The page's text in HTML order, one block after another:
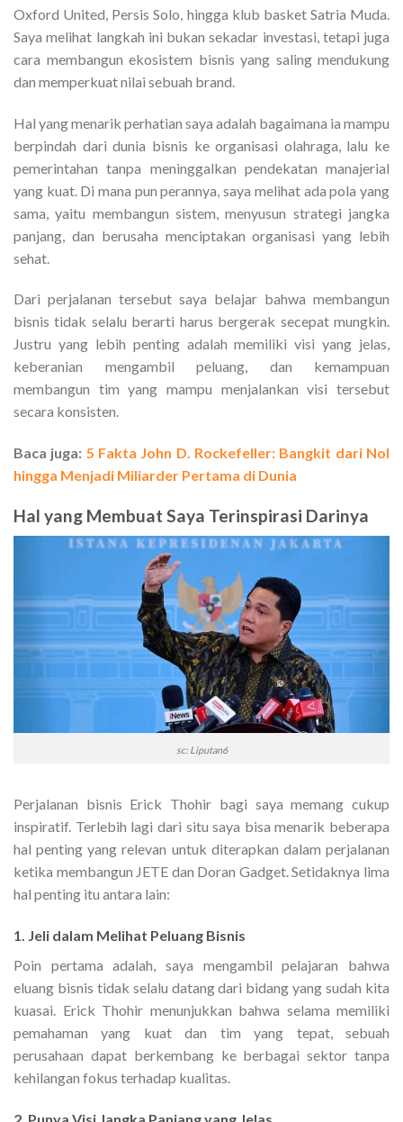
Oxford United, Persis Solo, hingga klub basket Satria Muda.
Saya melihat langkah ini bukan sekadar investasi, tetapi juga
cara membangun ekosistem bisnis yang saling mendukung
dan memperkuat nilai sebuah brand.
Hal yang menarik perhatian saya adalah bagaimana ia mampu
berpindah dari dunia bisnis ke organisasi olahraga, lalu ke
pemerintahan tanpa meninggalkan pendekatan manajerial
yang kuat. Di mana pun perannya, saya melihat ada pola yang
sama, yaitu membangun sistem, menyusun strategi jangka
panjang, dan berusaha menciptakan organisasi yang lebih
sehat.
Dari perjalanan tersebut saya belajar bahwa membangun
bisnis tidak selalu berarti harus bergerak secepat mungkin.
Justru yang lebih penting adalah memiliki visi yang jelas,
keberanian mengambil peluang, dan kemampuan
membangun tim yang mampu menjalankan visi tersebut
secara konsisten.
Baca juga: 5 Fakta John D. Rockefeller: Bangkit dari Nol
hingga Menjadi Miliarder Pertama di Dunia
Hal yang Membuat Saya Terinspirasi Darinya
sc: Liputan6
Perjalanan bisnis Erick Thohir bagi saya memang cukup
inspiratif. Terlebih lagi dari situ saya bisa menarik beberapa
hal penting yang relevan untuk diterapkan dalam perjalanan
ketika membangun JETE dan Doran Gadget. Setidaknya lima
hal penting itu antara lain:
1. Jeli dalam Melihat Peluang Bisnis
Poin pertama adalah, saya mengambil pelajaran bahwa
eluang bisnis tidak selalu datang dari bidang yang sudah kita
kuasai. Erick Thohir menunjukkan bahwa selama memiliki
pemahaman yang kuat dan tim yang tepat, sebuah
perusahaan dapat berkembang ke berbagai sektor tanpa
kehilangan fokus terhadap kualitas.